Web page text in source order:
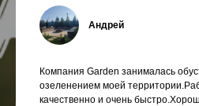
Андрей
Компания Garden занималась
озеленением моей
качественно и очень